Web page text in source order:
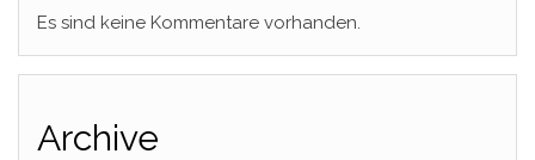
Es sind keine Kommentare vorhanden.
Archive